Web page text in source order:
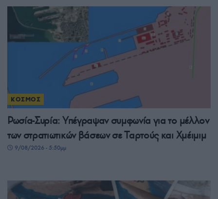
ΚΟΣΜΟΣ
Ρωσία-Συρία: Υπέγραψαν συμφωνία για το μέλλον
των στρατιωτικών βάσεων σε Ταρτούς και Χμέιμιμ
9/08/2026 - 5:50μμ